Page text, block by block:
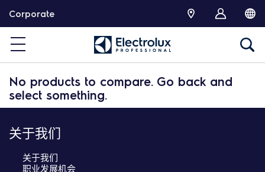
Corporate
No products to compare. Go back and
select something.
关于我们
关于我们
职业发展机会